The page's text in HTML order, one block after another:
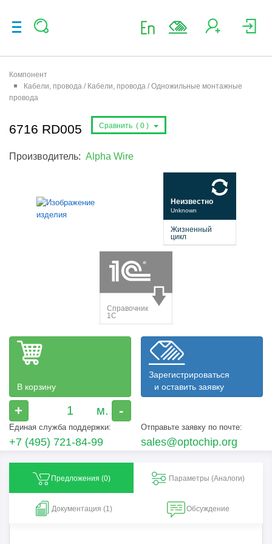
Компонент
Кабели, провода / Кабели, провода / Одножильные монтажные
провода
6716 RD005 Сравнить ( 0 )
Производитель: Alpha Wire
В корзину
+ -
Зарегистрироваться
и оставить заявку
Единая служба поддержки:
+7 (495) 721-84-99
Отправьте заявку по почте:
sales@optochip.org
Предложения (0) Параметры (Aналоги)
Документация (1) Обсуждение